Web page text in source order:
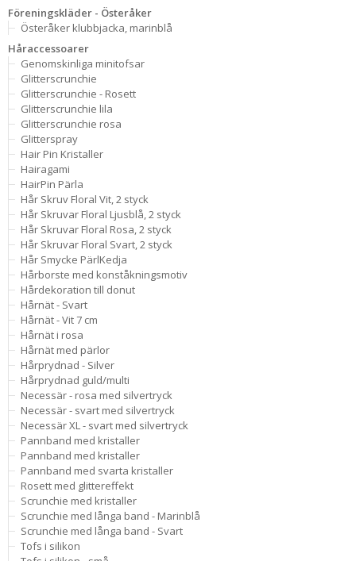
Föreningskläder - Österåker
Österåker klubbjacka, marinblå
Håraccessoarer
Genomskinliga minitofsar
Glitterscrunchie
Glitterscrunchie - Rosett
Glitterscrunchie lila
Glitterscrunchie rosa
Glitterspray
Hair Pin Kristaller
Hairagami
HairPin Pärla
Hår Skruv Floral Vit, 2 styck
Hår Skruvar Floral Ljusblå, 2 styck
Hår Skruvar Floral Rosa, 2 styck
Hår Skruvar Floral Svart, 2 styck
Hår Smycke PärlKedja
Hårborste med konståkningsmotiv
Hårdekoration till donut
Hårnät - Svart
Hårnät - Vit 7 cm
Hårnät i rosa
Hårnät med pärlor
Hårprydnad - Silver
Hårprydnad guld/multi
Necessär - rosa med silvertryck
Necessär - svart med silvertryck
Necessär XL - svart med silvertryck
Pannband med kristaller
Pannband med kristaller
Pannband med svarta kristaller
Rosett med glittereffekt
Scrunchie med kristaller
Scrunchie med långa band - Marinblå
Scrunchie med långa band - Svart
Tofs i silikon